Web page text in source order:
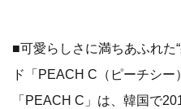
■可愛らしさに満ちあふれた
ド「PEACH C（ピーチシー
「PEACH C」は、韓国で